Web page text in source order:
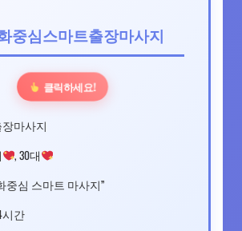
중심스마트출장마사지
클릭하세요!
마사지
, 30대
중심 스마트 마사지”
시간